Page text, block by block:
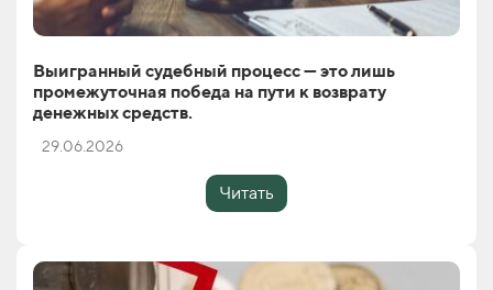
Выигранный судебный процесс — это лишь
промежуточная победа на пути к возврату
денежных средств.
29.06.2026
Читать